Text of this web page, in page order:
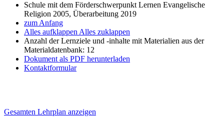
Schule mit dem Förderschwerpunkt Lernen Evangelische
Religion 2005, Überarbeitung 2019
zum Anfang
Alles aufklappen Alles zuklappen
Anzahl der Lernziele und -inhalte mit Materialien aus der
Materialdatenbank: 12
Dokument als PDF herunterladen
Kontaktformular
Gesamten Lehrplan anzeigen